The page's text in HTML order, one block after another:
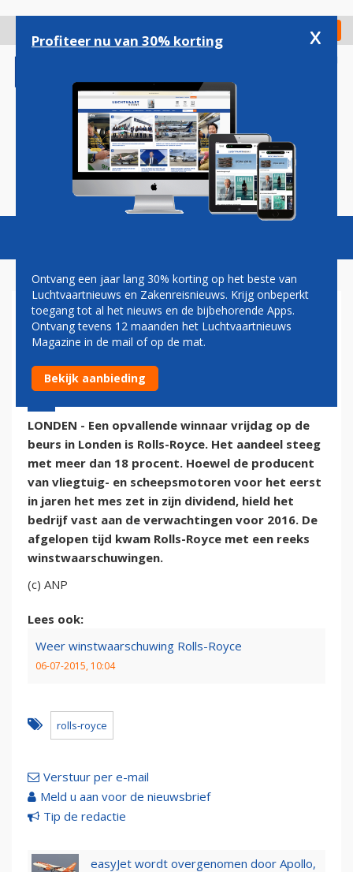
gaan
Check in
Magazine Podcasts Vacatures
AANDEEL ROLLS-ROYCE
STIJGT FORS
13 februari 2016 - 10:42
LONDEN - Een opvallende winnaar vrijdag op de
beurs in Londen is Rolls-Royce. Het aandeel steeg
met meer dan 18 procent. Hoewel de producent
van vliegtuig- en scheepsmotoren voor het eerst
in jaren het mes zet in zijn dividend, hield het
bedrijf vast aan de verwachtingen voor 2016. De
afgelopen tijd kwam Rolls-Royce met een reeks
winstwaarschuwingen.
(c) ANP
Lees ook:
Weer winstwaarschuwing Rolls-Royce
06-07-2015, 10:04
rolls-royce
Verstuur per e-mail
Meld u aan voor de nieuwsbrief
Tip de redactie
easyJet wordt overgenomen door Apollo,
Profiteer nu van 30% korting x
Ontvang een jaar lang 30% korting op het beste van
Luchtvaartnieuws en Zakenreisnieuws. Krijg onbeperkt
toegang tot al het nieuws en de bijbehorende Apps.
Ontvang tevens 12 maanden het Luchtvaartnieuws
Magazine in de mail of op de mat.
Bekijk aanbieding